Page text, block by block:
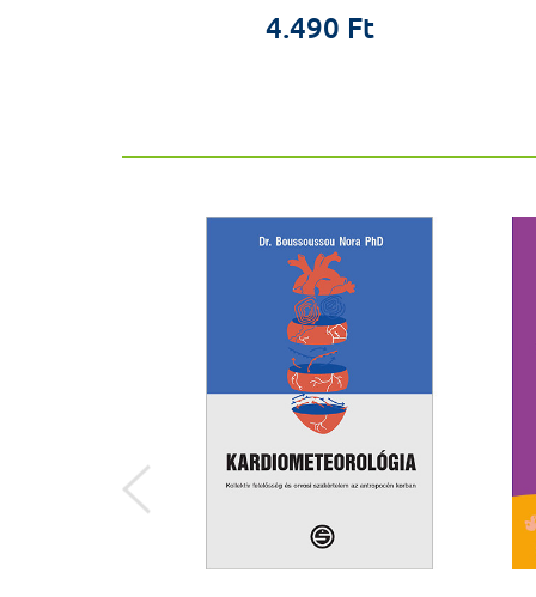
4.490 Ft